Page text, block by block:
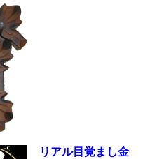
リアル目覚まし金